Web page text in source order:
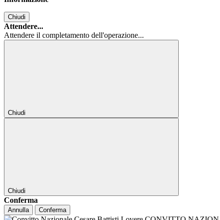
Chiudi
Attendere...
Attendere il completamento dell'operazione...
Chiudi
Chiudi
Conferma
Annulla Conferma